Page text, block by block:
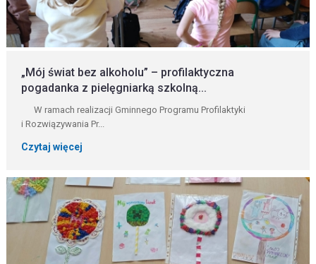
„Mój świat bez alkoholu” – profilaktyczna
pogadanka z pielęgniarką szkolną...
W ramach realizacji Gminnego Programu Profilaktyki
i Rozwiązywania Pr...
Czytaj więcej